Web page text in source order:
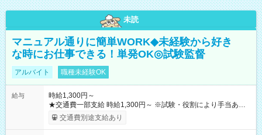
未読
マニュアル通りに簡単WORK◆未経験から好き
な時にお仕事できる！単発OK◎試験監督
アルバイト 職種未経験OK
給与
時給1,300円～
★交通費一部支給 時給1,300円～ ※試験・役割により手当あり
※勤務回数により昇給あり 【即給（前払い）オプションあ
り！】 希望される場合、勤務から1週間ほどで給与の一部を受け
交通費別途支給あり